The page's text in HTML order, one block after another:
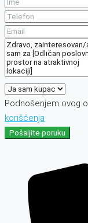
Podnošenjem ovog
korišćenja
Pošaljite poruku